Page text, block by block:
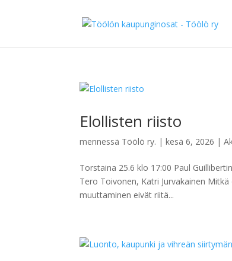
Elollisten riisto
mennessä Töölö ry. |kesä 6, 2026 |
Torstaina 25.6 klo 17:00 Paul
Tero Toivonen, Katri Jurvakainen
muuttaminen eivät riitä...